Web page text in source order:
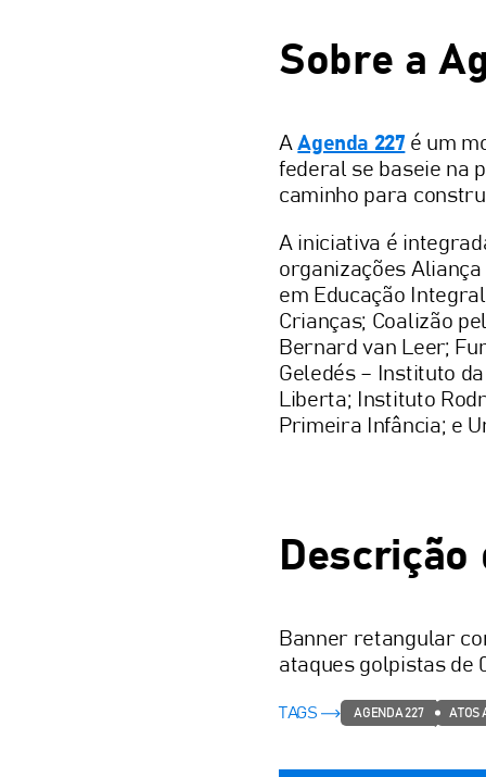
Sobre a
AAgenda 227 é um
federal se baseie na
caminho para
A iniciativa é
organizações Aliança
em Educação
Crianças; Coalizão
Bernard van Leer;
Geledés – Instituto
Liberta; Instituto
Primeira Infância; e
Descrição
Banner retangular
ataques golpistas de
TAGS AGENDA 227 ATOS